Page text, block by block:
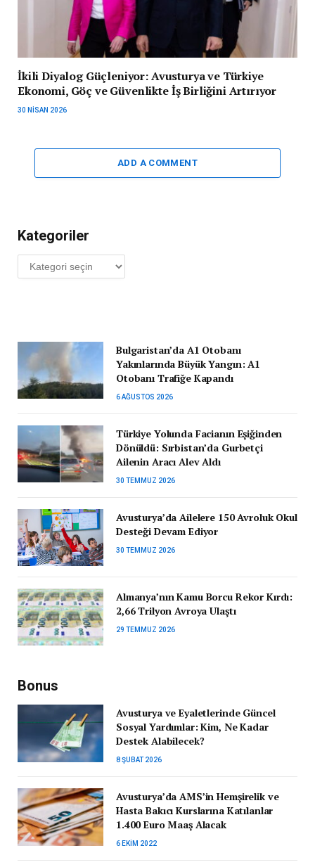
İkili Diyalog Güçleniyor: Avusturya ve Türkiye
Ekonomi, Göç ve Güvenlikte İş Birliğini Artırıyor
30 NISAN 2026
ADD A COMMENT
Kategoriler
Kategoriler
Bulgaristan’da A1 Otobanı
Yakınlarında Büyük Yangın: A1
Otobanı Trafiğe Kapandı
6 AĞUSTOS 2026
Türkiye Yolunda Facianın Eşiğinden
Dönüldü: Sırbistan’da Gurbetçi
Ailenin Aracı Alev Aldı
30 TEMMUZ 2026
Avusturya’da Ailelere 150 Avroluk Okul
Desteği Devam Ediyor
30 TEMMUZ 2026
Almanya’nın Kamu Borcu Rekor Kırdı:
2,66 Trilyon Avroya Ulaştı
29 TEMMUZ 2026
Bonus
Avusturya ve Eyaletlerinde Güncel
Sosyal Yardımlar: Kim, Ne Kadar
Destek Alabilecek?
8 ŞUBAT 2026
Avusturya’da AMS’in Hemşirelik ve
Hasta Bakıcı Kurslarına Katılanlar
1.400 Euro Maaş Alacak
6 EKIM 2022